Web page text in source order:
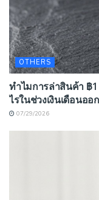
OTHERS
ทำไมการล่าสินค้า ฿
ไรในช่วงเงินเดือนออ
07/29/2026